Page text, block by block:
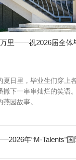
里——祝2026届全体
夏日里，毕业生们穿上
撒下一串串灿烂的笑语
园故事。
年“M-Talents”